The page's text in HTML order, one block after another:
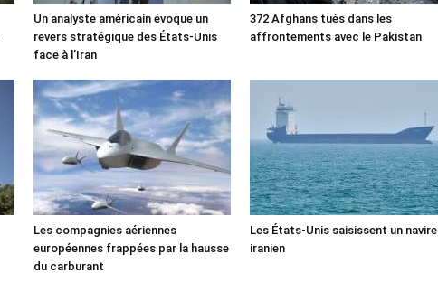
Un analyste américain évoque un
revers stratégique des États-Unis
face à l’Iran
372 Afghans tués dans les
affrontements avec le Pakistan
Les compagnies aériennes
européennes frappées par la hausse
du carburant
Les États-Unis saisissent un navire
iranien